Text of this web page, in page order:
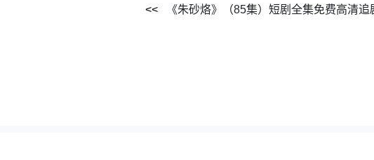
《朱砂烙》（85集）短剧全集免费高清追